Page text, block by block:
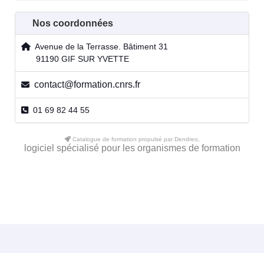
Nos coordonnées
Avenue de la Terrasse. Bâtiment 31
91190 GIF SUR YVETTE
contact@formation.cnrs.fr
01 69 82 44 55
Catalogue de formation propulsé par Dendreo,
logiciel spécialisé pour les organismes de formation